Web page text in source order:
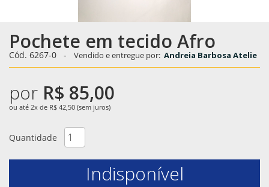
Pochete em tecido Afro
Cód. 6267-0 - Vendido e entregue por: Andreia Barbosa Atelie
por R$ 85,00
ou até 2x de R$ 42,50 (sem juros)
Quantidade
Indisponível